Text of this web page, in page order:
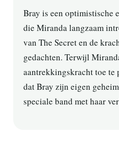
Bray is een optimistische
die Miranda langzaam
van The Secret en de
gedachten. Terwijl
aantrekkingskracht toe te
dat Bray zijn eigen
speciale band met haar